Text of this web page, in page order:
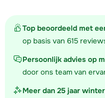
Top beoordeeld met
op basis van 615
Persoonlijk advies op
door ons team van
Meer dan 25 jaar